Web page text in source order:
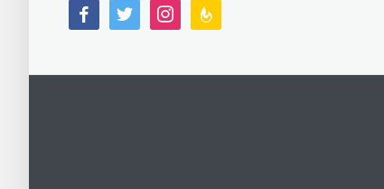
facebooktwitterinstagramfeedburner